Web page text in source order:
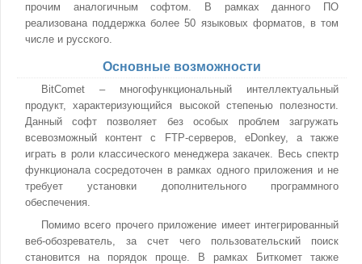
прочим аналогичным софтом. В рамках данного ПО
реализована поддержка более 50 языковых форматов, в том
числе и русского.
Основные возможности
BitComet – многофункциональный интеллектуальный
продукт, характеризующийся высокой степенью полезности.
Данный софт позволяет без особых проблем загружать
всевозможный контент с FTP-серверов, eDonkey, а также
играть в роли классического менеджера закачек. Весь спектр
функционала сосредоточен в рамках одного приложения и не
требует установки дополнительного программного
обеспечения.
Помимо всего прочего приложение имеет интегрированный
веб-обозреватель, за счет чего пользовательский поиск
становится на порядок проще. В рамках Биткомет также